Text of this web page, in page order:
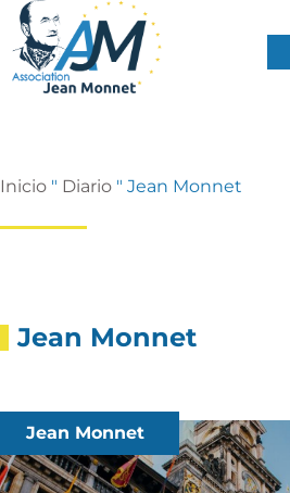
Inicio " Diario " Jean Monnet
Jean Monnet
Jean Monnet